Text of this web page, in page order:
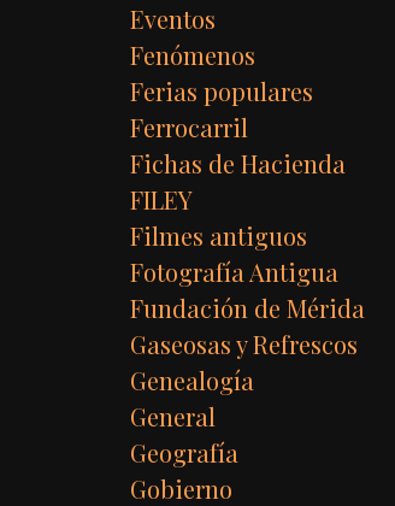
Eventos
Fenómenos
Ferias populares
Ferrocarril
Fichas de Hacienda
FILEY
Filmes antiguos
Fotografía Antigua
Fundación de Mérida
Gaseosas y Refrescos
Genealogía
General
Geografía
Gobierno